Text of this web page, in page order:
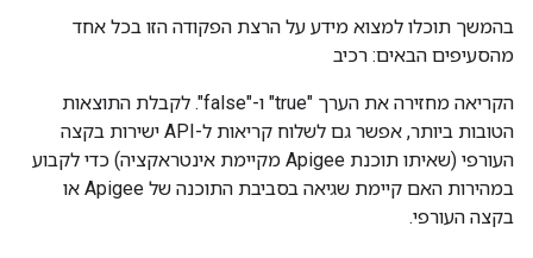
בהמשך תוכלו למצוא מידע על הרצת הפקודה הזו בכל אחד
מהסעיפים הבאים: רכיב
הקריאה מחזירה את הערך "true" ו-"false". לקבלת התוצאות
הטובות ביותר, אפשר גם לשלוח קריאות ל-API ישירות בקצה
העורפי (שאיתו תוכנת Apigee מקיימת אינטראקציה) כדי לקבוע
במהירות האם קיימת שגיאה בסביבת התוכנה של Apigee או
בקצה העורפי.